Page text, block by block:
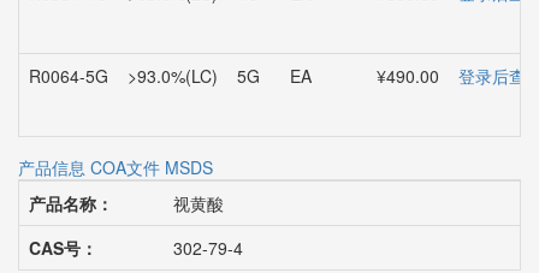
R0064-5G >93.0%(LC) 5G EA ¥490.00 登录后查
产品信息 COA文件 MSDS
产品名称：
视黄酸
CAS号：
302-79-4